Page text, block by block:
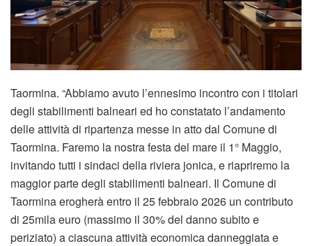
Taormina. “Abbiamo avuto l’ennesimo incontro con i titolari
degli stabilimenti balneari ed ho constatato l’andamento
delle attività di ripartenza messe in atto dal Comune di
Taormina. Faremo la nostra festa del mare il 1° Maggio,
invitando tutti i sindaci della riviera jonica, e riapriremo la
maggior parte degli stabilimenti balneari. Il Comune di
Taormina erogherà entro il 25 febbraio 2026 un contributo
di 25mila euro (massimo il 30% del danno subito e
periziato) a ciascuna attività economica danneggiata e